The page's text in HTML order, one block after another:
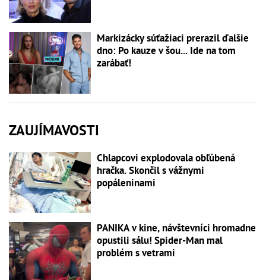
Markizácky súťažiaci prerazil ďalšie
dno: Po kauze v šou... Ide na tom
zarábať!
ZAUJÍMAVOSTI
Chlapcovi explodovala obľúbená
hračka. Skončil s vážnymi
popáleninami
PANIKA v kine, návštevníci hromadne
opustili sálu! Spider-Man mal
problém s vetrami